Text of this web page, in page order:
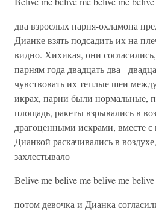
два взрослых парня-охламона
Дианке взять подсадить их на
видно. Хихикая, они
парням года двадцать два -
чувствовать их теплые шеи
икрах, парни были нормальные,
площадь, ракеты взрывались в
драгоценными искрами, вместе
Дианкой раскачивались в
захлестывало
Belive me belive me belive me
потом девочка и Дианка